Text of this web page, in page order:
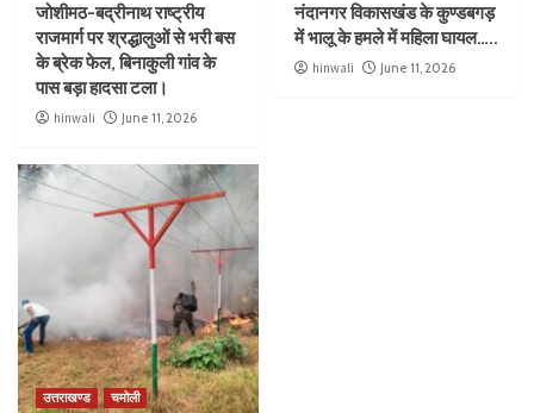
जोशीमठ-बद्रीनाथ राष्ट्रीय
राजमार्ग पर श्रद्धालुओं से भरी बस
के ब्रेक फेल, बिनाकुली गांव के
पास बड़ा हादसा टला।
hinwali June 11, 2026
नंदानगर विकासखंड के कुण्डबगड़
में भालू के हमले में महिला घायल…..
hinwali June 11, 2026
उत्तराखण्ड चमोली